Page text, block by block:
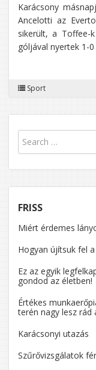
Karácsony
Ancelotti az
sikerült, a Toffee-
góljával nyertek 1-
Sport
FRISS
Miért érdemes
Hogyan újítsuk fel
Ez az egyik
gondod az életben!
Értékes
terén nagy lesz rád
Karácsonyi utazás
Szűrővizsgálatok